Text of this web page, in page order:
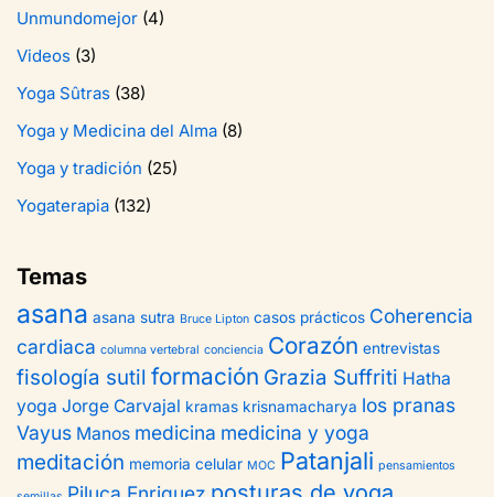
Unmundomejor (4)
Videos (3)
Yoga Sûtras (38)
Yoga y Medicina del Alma (8)
Yoga y tradición (25)
Yogaterapia (132)
Temas
asana asana sutra Bruce Lipton casos prácticos Coherencia
cardiaca columna vertebral conciencia Corazón entrevistas
fisología sutil formación Grazia Suffriti Hatha
yoga Jorge Carvajal kramas krisnamacharya los pranas
Vayus Manos medicina medicina y yoga
meditación memoria celular MOC Patanjali pensamientos